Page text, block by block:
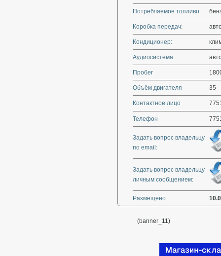
Потребляемое топливо:
Коробка передач:
Кондиционер:
Аудиосистема:
Пробег
Объём двигателя 35
Контактное лицо
Телефон
Задать вопрос владельцу
по email:
Задать вопрос владельцу
личным сообщением:
Размещено:
(banner_11)